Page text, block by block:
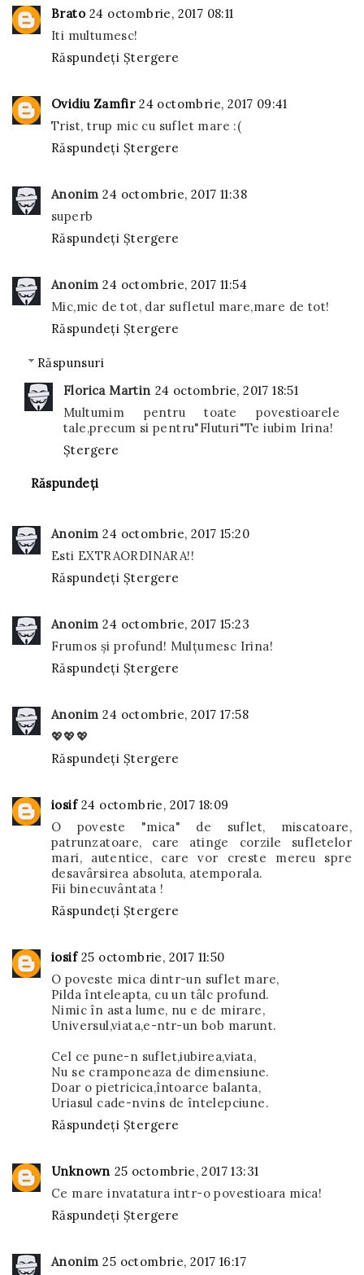
Brato 24 octombrie, 2017 08:11
Iti multumesc!
Răspundeți Ștergere
Ovidiu Zamfir 24 octombrie, 2017 09:41
Trist, trup mic cu suflet mare :(
Răspundeți Ștergere
Anonim 24 octombrie, 2017 11:38
superb
Răspundeți Ștergere
Anonim 24 octombrie, 2017 11:54
Mic,mic de tot, dar sufletul mare,mare de tot!
Răspundeți Ștergere
Răspunsuri
Florica Martin 24 octombrie, 2017 18:51
Multumim pentru toate povestioarele
tale,precum si pentru"Fluturi"Te iubim Irina!
Ștergere
Răspundeți
Anonim 24 octombrie, 2017 15:20
Esti EXTRAORDINARA!!
Răspundeți Ștergere
Anonim 24 octombrie, 2017 15:23
Frumos și profund! Mulțumesc Irina!
Răspundeți Ștergere
Anonim 24 octombrie, 2017 17:58
💖💖💖
Răspundeți Ștergere
iosif 24 octombrie, 2017 18:09
O poveste "mica" de suflet, miscatoare,
patrunzatoare, care atinge corzile sufletelor
mari, autentice, care vor creste mereu spre
desavârsirea absoluta, atemporala.
Fii binecuvântata !
Răspundeți Ștergere
iosif 25 octombrie, 2017 11:50
O poveste mica dintr-un suflet mare,
Pilda înteleapta, cu un tâlc profund.
Nimic în asta lume, nu e de mirare,
Universul,viata,e-ntr-un bob marunt.
Cel ce pune-n suflet,iubirea,viata,
Nu se cramponeaza de dimensiune.
Doar o pietricica,întoarce balanta,
Uriasul cade-nvins de întelepciune.
Răspundeți Ștergere
Unknown 25 octombrie, 2017 13:31
Ce mare invatatura intr-o povestioara mica!
Răspundeți Ștergere
Anonim 25 octombrie, 2017 16:17